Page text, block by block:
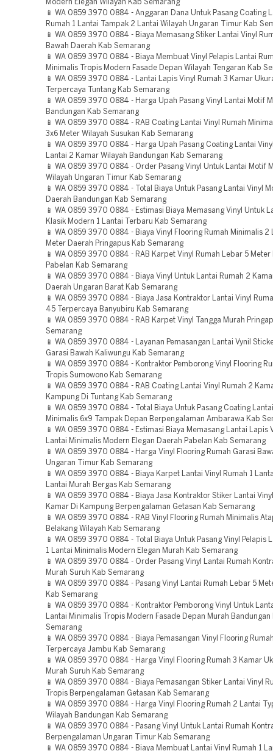
Modern Elegan Wilayah Kab Semarang
📱 WA 0859 3970 0884 - Anggaran Dana Untuk Pasang Coating
Rumah 1 Lantai Tampak 2 Lantai Wilayah Ungaran Timur Kab
📱 WA 0859 3970 0884 - Biaya Memasang Stiker Lantai Vinyl
Bawah Daerah Kab Semarang
📱 WA 0859 3970 0884 - Biaya Membuat Vinyl Pelapis Lantai
Minimalis Tropis Modern Fasade Depan Wilayah Tengaran Kab
📱 WA 0859 3970 0884 - Lantai Lapis Vinyl Rumah 3 Kamar
Terpercaya Tuntang Kab Semarang
📱 WA 0859 3970 0884 - Harga Upah Pasang Vinyl Lantai Motif
Bandungan Kab Semarang
📱 WA 0859 3970 0884 - RAB Coating Lantai Vinyl Rumah
3x6 Meter Wilayah Susukan Kab Semarang
📱 WA 0859 3970 0884 - Harga Upah Pasang Coating Lantai
Lantai 2 Kamar Wilayah Bandungan Kab Semarang
📱 WA 0859 3970 0884 - Order Pasang Vinyl Untuk Lantai Motif
Wilayah Ungaran Timur Kab Semarang
📱 WA 0859 3970 0884 - Total Biaya Untuk Pasang Lantai Vinyl
Daerah Bandungan Kab Semarang
📱 WA 0859 3970 0884 - Estimasi Biaya Memasang Vinyl Untuk
Klasik Modern 1 Lantai Terbaru Kab Semarang
📱 WA 0859 3970 0884 - Biaya Vinyl Flooring Rumah Minimalis 2
Meter Daerah Pringapus Kab Semarang
📱 WA 0859 3970 0884 - RAB Karpet Vinyl Rumah Lebar 5 Meter
Pabelan Kab Semarang
📱 WA 0859 3970 0884 - Biaya Vinyl Untuk Lantai Rumah 2
Daerah Ungaran Barat Kab Semarang
📱 WA 0859 3970 0884 - Biaya Jasa Kontraktor Lantai Vinyl
45 Terpercaya Banyubiru Kab Semarang
📱 WA 0859 3970 0884 - RAB Karpet Vinyl Tangga Murah
Semarang
📱 WA 0859 3970 0884 - Layanan Pemasangan Lantai Vynil
Garasi Bawah Kaliwungu Kab Semarang
📱 WA 0859 3970 0884 - Kontraktor Pemborong Vinyl Flooring
Tropis Sumowono Kab Semarang
📱 WA 0859 3970 0884 - RAB Coating Lantai Vinyl Rumah 2
Kampung Di Tuntang Kab Semarang
📱 WA 0859 3970 0884 - Total Biaya Untuk Pasang Coating
Minimalis 6x9 Tampak Depan Berpengalaman Ambarawa Kab
📱 WA 0859 3970 0884 - Estimasi Biaya Memasang Lantai Lapis
Lantai Minimalis Modern Elegan Daerah Pabelan Kab Semarang
📱 WA 0859 3970 0884 - Harga Vinyl Flooring Rumah Garasi
Ungaran Timur Kab Semarang
📱 WA 0859 3970 0884 - Biaya Karpet Lantai Vinyl Rumah 1
Lantai Murah Bergas Kab Semarang
📱 WA 0859 3970 0884 - Biaya Jasa Kontraktor Stiker Lantai
Kamar Di Kampung Berpengalaman Getasan Kab Semarang
📱 WA 0859 3970 0884 - RAB Vinyl Flooring Rumah Minimalis
Belakang Wilayah Kab Semarang
📱 WA 0859 3970 0884 - Total Biaya Untuk Pasang Vinyl Pelapis
1 Lantai Minimalis Modern Elegan Murah Kab Semarang
📱 WA 0859 3970 0884 - Order Pasang Vinyl Lantai Rumah
Murah Suruh Kab Semarang
📱 WA 0859 3970 0884 - Pasang Vinyl Lantai Rumah Lebar 5
Kab Semarang
📱 WA 0859 3970 0884 - Kontraktor Pemborong Vinyl Untuk
Lantai Minimalis Tropis Modern Fasade Depan Murah Bandungan
Semarang
📱 WA 0859 3970 0884 - Biaya Pemasangan Vinyl Flooring
Terpercaya Jambu Kab Semarang
📱 WA 0859 3970 0884 - Harga Vinyl Flooring Rumah 3 Kamar
Murah Suruh Kab Semarang
📱 WA 0859 3970 0884 - Biaya Pemasangan Stiker Lantai Vinyl
Tropis Berpengalaman Getasan Kab Semarang
📱 WA 0859 3970 0884 - Harga Vinyl Flooring Rumah 2 Lantai
Wilayah Bandungan Kab Semarang
📱 WA 0859 3970 0884 - Pasang Vinyl Untuk Lantai Rumah
Berpengalaman Ungaran Timur Kab Semarang
📱 WA 0859 3970 0884 - Biaya Membuat Lantai Vinyl Rumah 1